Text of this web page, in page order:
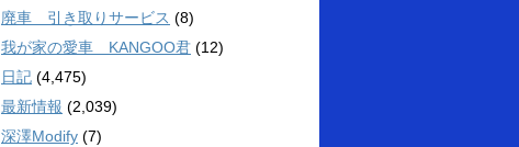
廃車 引き取りサービス (8)
我が家の愛車 KANGOO君 (12)
日記 (4,475)
最新情報 (2,039)
深澤Modify (7)